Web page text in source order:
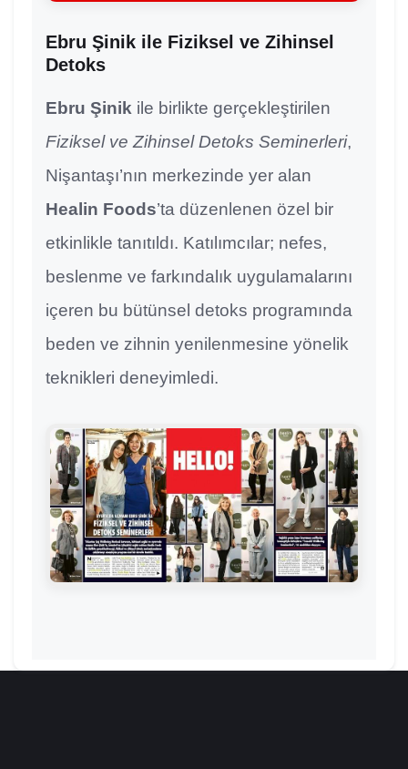
Ebru Şinik ile Fiziksel ve Zihinsel
Detoks
Ebru Şinik ile birlikte gerçekleştirilen
Fiziksel ve Zihinsel Detoks Seminerleri,
Nişantaşı’nın merkezinde yer alan
Healin Foods’ta düzenlenen özel bir
etkinlikle tanıtıldı. Katılımcılar; nefes,
beslenme ve farkındalık uygulamalarını
içeren bu bütünsel detoks programında
beden ve zihnin yenilenmesine yönelik
teknikleri deneyimledi.